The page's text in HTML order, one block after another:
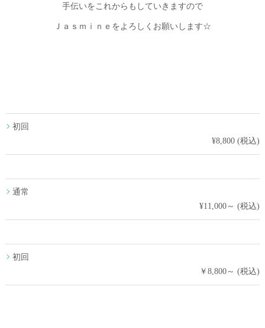
手伝いをこれからもしていきますので
Ｊａｓｍｉｎｅをよろしくお願いします☆
初回
¥8,800 (税込)
通常
¥11,000～ (税込)
初回
￥8,800～ (税込)